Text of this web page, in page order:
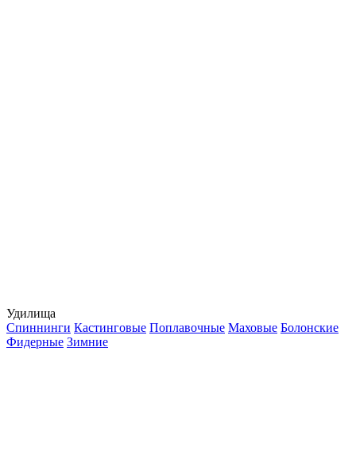
Удилища
Спиннинги Кастинговые Поплавочные Маховые Болонские
Фидерные Зимние